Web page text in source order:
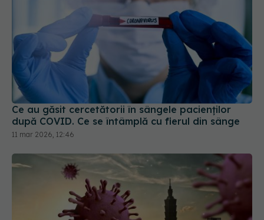
Ce au găsit cercetătorii în sângele pacienților
după COVID. Ce se întâmplă cu fierul din sânge
11 mar 2026, 12:46